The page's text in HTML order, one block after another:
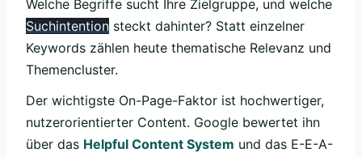
Welche Begriffe sucht Ihre Zielgruppe, und welche
Suchintention steckt dahinter? Statt einzelner
Keywords zählen heute thematische Relevanz und
Themencluster.
Der wichtigste On-Page-Faktor ist hochwertiger,
nutzerorientierter Content. Google bewertet ihn
über das Helpful Content System und das E-E-A-